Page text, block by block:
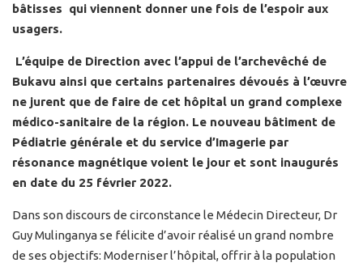
bâtisses qui viennent donner une fois de l’espoir aux
usagers.
L’équipe de Direction avec l’appui de l’archevêché de
Bukavu ainsi que certains partenaires dévoués à l’œuvre
ne jurent que de faire de cet hôpital un grand complexe
médico-sanitaire de la région. Le nouveau bâtiment de
Pédiatrie générale et du service d’Imagerie par
résonance magnétique voient le jour et sont inaugurés
en date du 25 février 2022.
Dans son discours de circonstance le Médecin Directeur, Dr
Guy Mulinganya se félicite d’avoir réalisé un grand nombre
de ses objectifs: Moderniser l’hôpital, offrir à la population